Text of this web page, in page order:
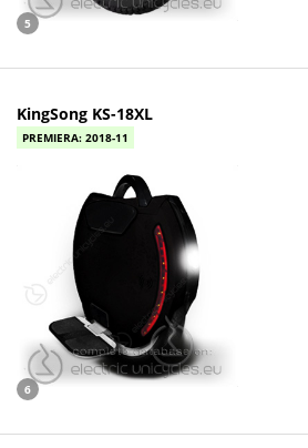
5
KingSong KS-18XL
PREMIERA: 2018-11
6